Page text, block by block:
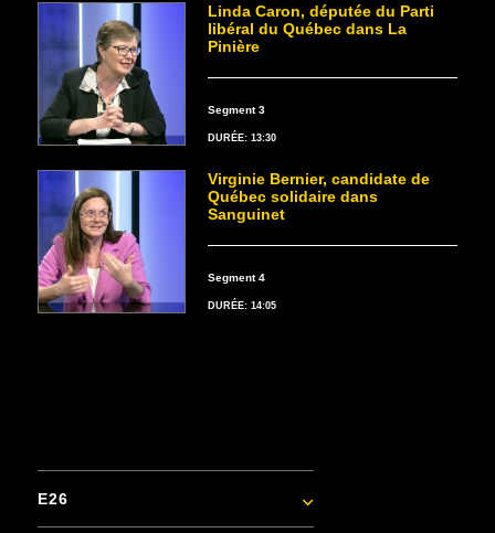
Linda Caron, députée du Parti
libéral du Québec dans La
Pinière
Segment 3
DURÉE: 13:30
Virginie Bernier, candidate de
Québec solidaire dans
Sanguinet
Segment 4
DURÉE: 14:05
E26